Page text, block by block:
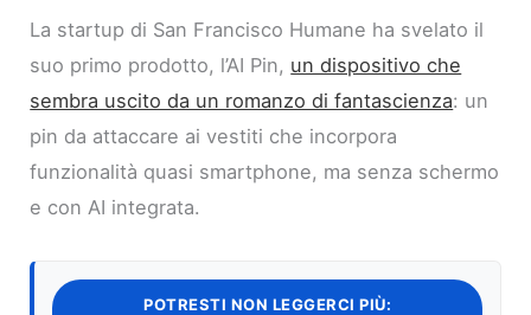
La startup di San Francisco Humane ha svelato il
suo primo prodotto, l’AI Pin, un dispositivo che
sembra uscito da un romanzo di fantascienza: un
pin da attaccare ai vestiti che incorpora
funzionalità quasi smartphone, ma senza schermo
e con AI integrata.
POTRESTI NON LEGGERCI PIÙ: